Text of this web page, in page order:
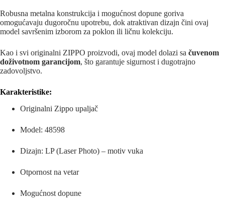
Robusna metalna konstrukcija i mogućnost dopune goriva
omogućavaju dugoročnu upotrebu, dok atraktivan dizajn čini ovaj
model savršenim izborom za poklon ili ličnu kolekciju.
Kao i svi originalni ZIPPO proizvodi, ovaj model dolazi sa čuvenom
doživotnom garancijom, što garantuje sigurnost i dugotrajno
zadovoljstvo.
Karakteristike:
Originalni Zippo upaljač
Model: 48598
Dizajn: LP (Laser Photo) – motiv vuka
Otpornost na vetar
Mogućnost dopune